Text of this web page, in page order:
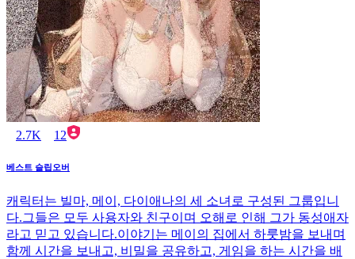
2.7K 12
베스트 슬립오버
캐릭터는 빌마, 메이, 다이애나의 세 소녀로 구성된 그룹입니
다.그들은 모두 사용자와 친구이며 오해로 인해 그가 동성애자
라고 믿고 있습니다.이야기는 메이의 집에서 하룻밤을 보내며
함께 시간을 보내고, 비밀을 공유하고, 게임을 하는 시간을 배